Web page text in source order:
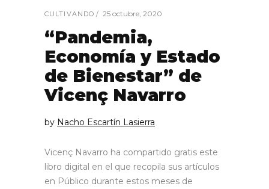
CULTIVANDO 25 octubre, 2020
“Pandemia,
Economía y Estado
de Bienestar” de
Vicenç Navarro
by Nacho Escartín Lasierra
Vicenç Navarro ha compartido gratis este
libro digital en el que recopila sus artículos
en Público durante estos meses de